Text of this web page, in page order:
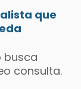
que
busca
consulta.